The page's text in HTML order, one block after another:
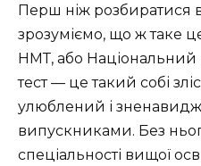
Перш ніж розбиратися
зрозуміємо, що ж таке
НМТ, або
тест — це такий собі
улюблений і
випускниками. Без
спеціальності вищої